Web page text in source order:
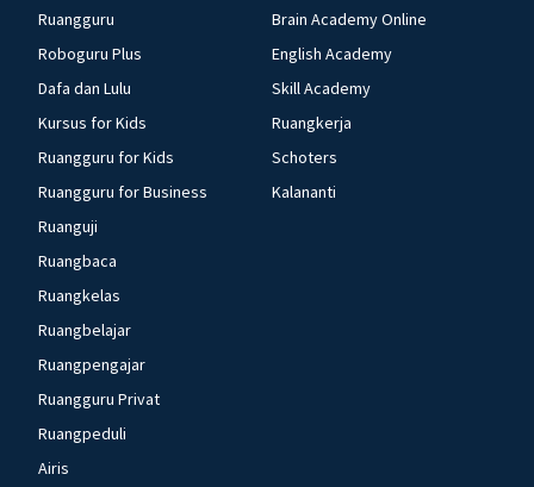
Ruangguru
Roboguru Plus
Dafa dan Lulu
Kursus for Kids
Ruangguru for Kids
Ruangguru for Business
Ruanguji
Ruangbaca
Ruangkelas
Ruangbelajar
Ruangpengajar
Ruangguru Privat
Ruangpeduli
Airis
Brain Academy Online
English Academy
Skill Academy
Ruangkerja
Schoters
Kalananti